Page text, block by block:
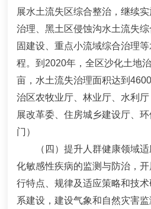
展水土流失区综合整治，继续
治理、黑土区侵蚀沟水土流失
固建设、重点小流域综合治理
程。到 2020年，全区沙化土地
亩，水土流失治理面积达到
治区农牧业厅、林业厅、水利
展改革委、住房城乡建设厅、
门）
（四）提升人群健康领域适
化敏感性疾病的监测与防治，
行特点、规律及适应策略和技
系建设，建设气象和自然灾害